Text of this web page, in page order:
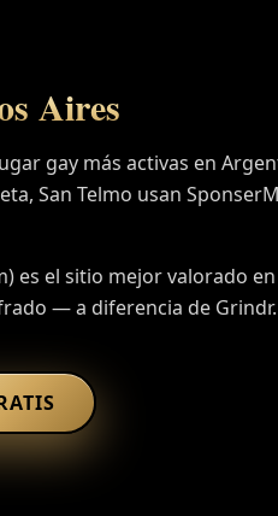
Aires
gay más activas en
San Telmo usan
es el sitio mejor valorado
— a diferencia de Grindr.